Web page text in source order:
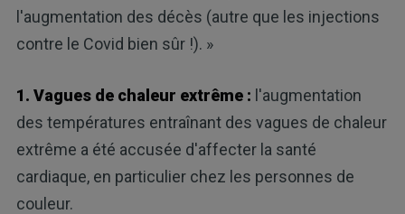
l'augmentation des décès (autre que les injections
contre le Covid bien sûr !). »
1. Vagues de chaleur extrême : l'augmentation
des températures entraînant des vagues de chaleur
extrême a été accusée d'affecter la santé
cardiaque, en particulier chez les personnes de
couleur.